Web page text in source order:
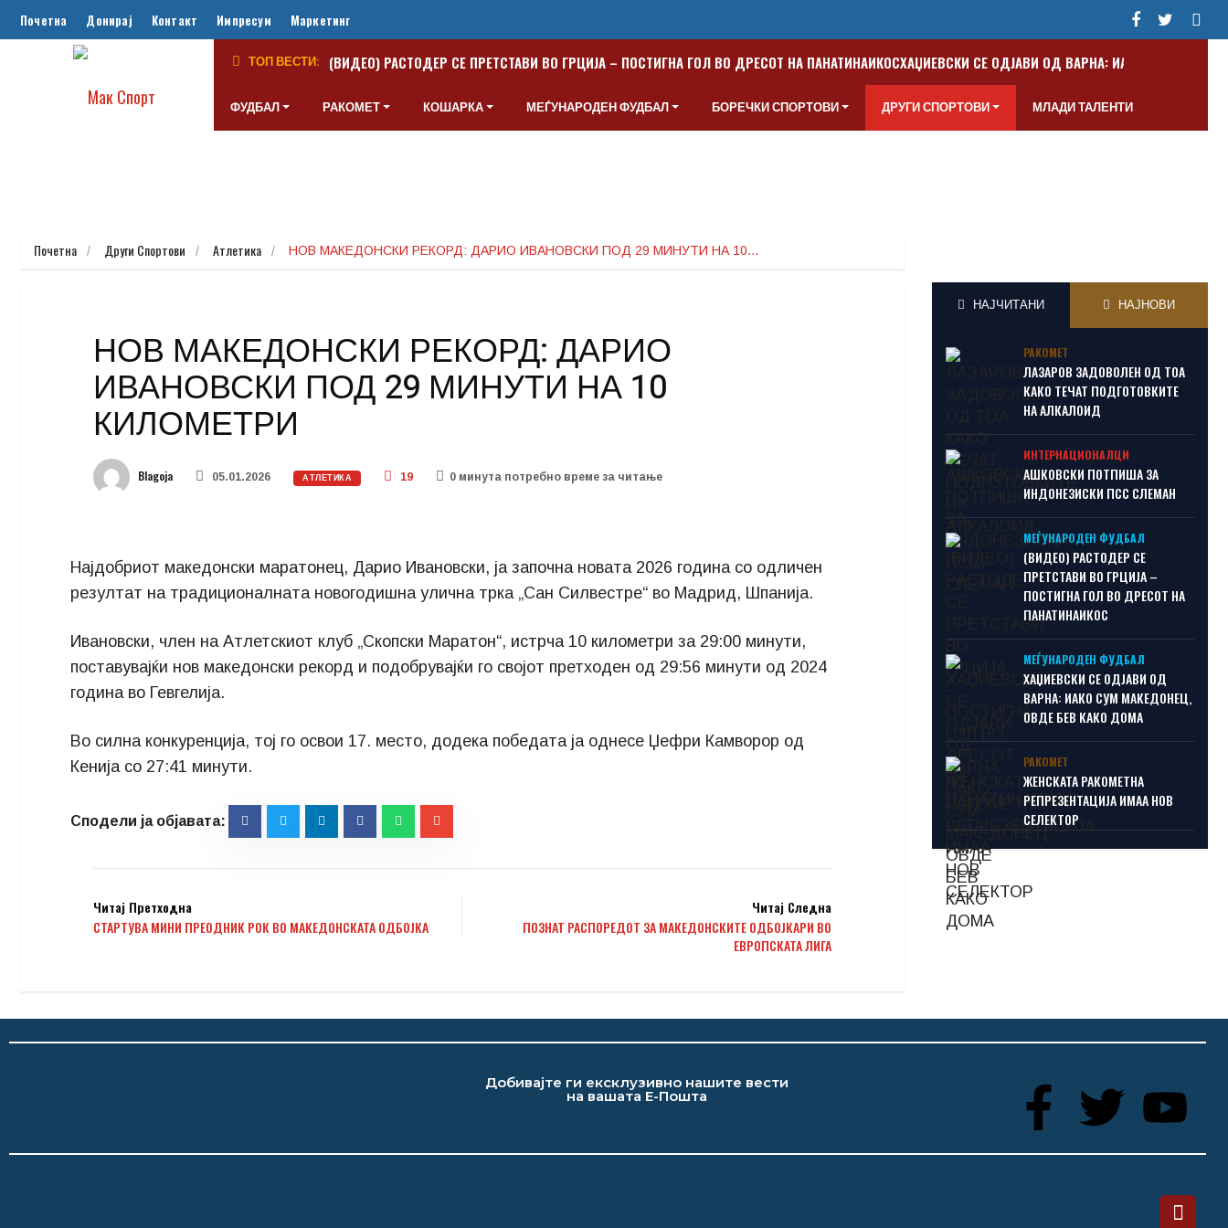
Почетна Донирај Контакт Импресум Маркетинг
ТОП ВЕСТИ: (ВИДЕО) РАСТОДЕР СЕ ПРЕТСТАВИ ВО ГРЦИЈА – ПОСТИГНА ГОЛ ВО ДРЕСОТ НА ПАНАТИНАИКОСХАЏИЕВСКИ СЕ ОДЈАВИ ОД ВАРНА: ИАКО СУМ
ФУДБАЛ РАКОМЕТ КОШАРКА МЕЃУНАРОДЕН ФУДБАЛ БОРЕЧКИ СПОРТОВИ ДРУГИ СПОРТОВИ МЛАДИ ТАЛЕНТИ
Почетна Други Спортови Атлетика НОВ МАКЕДОНСКИ РЕКОРД: ДАРИО ИВАНОВСКИ ПОД 29 МИНУТИ НА 10…
НОВ МАКЕДОНСКИ РЕКОРД: ДАРИО
ИВАНОВСКИ ПОД 29 МИНУТИ НА 10
КИЛОМЕТРИ
Blagoja 05.01.2026 АТЛЕТИКА 19 0 минутa потребно време за читање
Најдобриот македонски маратонец, Дарио Ивановски, ја започна новата 2026 година со одличен
резултат на традиционалната новогодишна улична трка „Сан Силвестре“ во Мадрид, Шпанија.
Ивановски, член на Атлетскиот клуб „Скопски Маратон“, истрча 10 километри за 29:00 минути,
поставувајќи нов македонски рекорд и подобрувајќи го својот претходен од 29:56 минути од 2024
година во Гевгелија.
Во силна конкуренција, тој го освои 17. место, додека победата ја однесе Џефри Камворор од
Кенија со 27:41 минути.
Читај Претходна
СТАРТУВА МИНИ ПРЕОДНИК РОК ВО МАКЕДОНСКАТА ОДБОЈКА
Читај Следна
ПОЗНАТ РАСПОРЕДОТ ЗА МАКЕДОНСКИТЕ ОДБОЈКАРИ ВО
ЕВРОПСКАТА ЛИГА
НАЈЧИТАНИ НАЈНОВИ
РАКОМЕТ
ЛАЗАРОВ ЗАДОВОЛЕН ОД ТОА
КАКО ТЕЧАТ ПОДГОТОВКИТЕ
НА АЛКАЛОИД
ИНТЕРНАЦИОНАЛЦИ
АШКОВСКИ ПОТПИША ЗА
ИНДОНЕЗИСКИ ПСС СЛЕМАН
МЕЃУНАРОДЕН ФУДБАЛ
(ВИДЕО) РАСТОДЕР СЕ
ПРЕТСТАВИ ВО ГРЦИЈА –
ПОСТИГНА ГОЛ ВО ДРЕСОТ НА
ПАНАТИНАИКОС
МЕЃУНАРОДЕН ФУДБАЛ
ХАЏИЕВСКИ СЕ ОДЈАВИ ОД
ВАРНА: ИАКО СУМ МАКЕДОНЕЦ,
ОВДЕ БЕВ КАКО ДОМА
РАКОМЕТ
ЖЕНСКАТА РАКОМЕТНА
РЕПРЕЗЕНТАЦИЈА ИМАА НОВ
СЕЛЕКТОР
Добивајте ги ексклузивно нашите вести
на вашата Е-Пошта